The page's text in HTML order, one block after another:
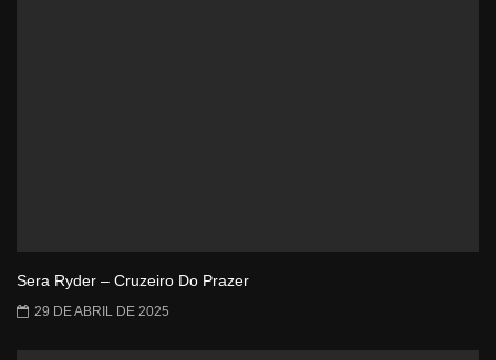
Sera Ryder – Cruzeiro Do Prazer
29 DE ABRIL DE 2025